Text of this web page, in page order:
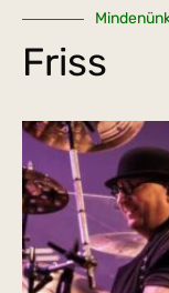
Friss